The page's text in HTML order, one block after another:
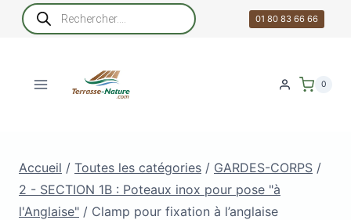
Recherche
de
produits
01 80 83 66 66
0
Accueil / Toutes les catégories / GARDES-CORPS /
2 - SECTION 1B : Poteaux inox pour pose "à
l'Anglaise" / Clamp pour fixation à l’anglaise